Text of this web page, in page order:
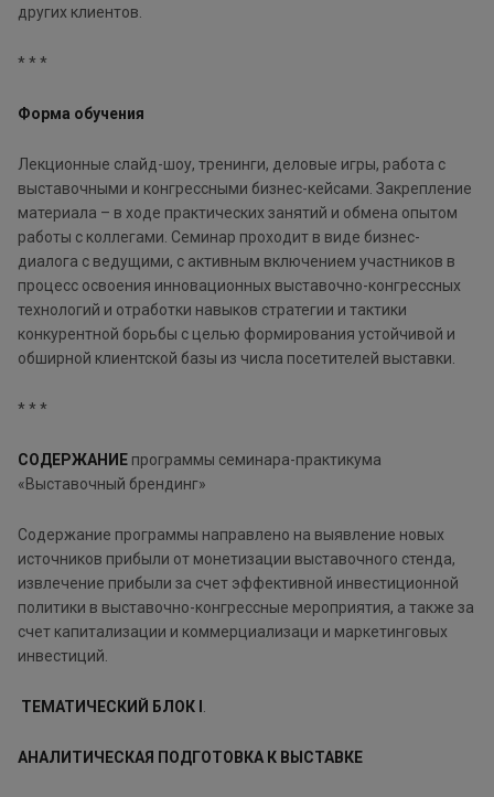
других клиентов.
* * *
Форма обучения
Лекционные слайд-шоу, тренинги, деловые игры, работа с
выставочными и конгрессными бизнес-кейсами. Закрепление
материала – в ходе практических занятий и обмена опытом
работы с коллегами. Семинар проходит в виде бизнес-
диалога с ведущими, с активным включением участников в
процесс освоения инновационных выставочно-конгрессных
технологий и отработки навыков стратегии и тактики
конкурентной борьбы с целью формирования устойчивой и
обширной клиентской базы из числа посетителей выставки.
* * *
СОДЕРЖАНИЕ программы семинара-практикума
«Выставочный брендинг»
Содержание программы направлено на выявление новых
источников прибыли от монетизации выставочного стенда,
извлечение прибыли за счет эффективной инвестиционной
политики в выставочно-конгрессные мероприятия, а также за
счет капитализации и коммерциализаци и маркетинговых
инвестиций.
ТЕМАТИЧЕСКИЙ БЛОК I
АНАЛИТИЧЕСКАЯ ПОДГОТОВКА К ВЫСТАВКЕ